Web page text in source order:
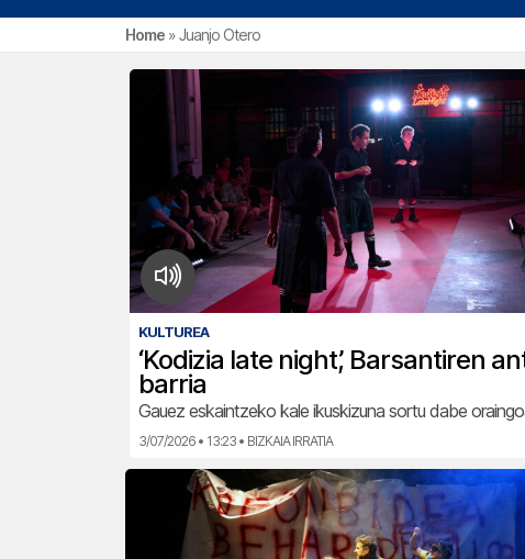
Home »Juanjo Otero
KULTUREA
‘Kodizia late night’, Barsantiren
barria
Gauez eskaintzeko kale ikuskizuna sortu dabe
3/07/2026 • 13:23 • BIZKAIA IRRATIA